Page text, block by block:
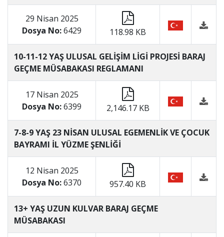
29 Nisan 2025
Dosya No:6429 118.98 KB
10-11-12 YAŞ ULUSAL GELİŞİM LİGİ PROJESİ BARAJ
GEÇME MÜSABAKASI REGLAMANI
17 Nisan 2025
Dosya No:6399 2,146.17 KB
7-8-9 YAŞ 23 NİSAN ULUSAL EGEMENLİK VE ÇOCUK
BAYRAMI İL YÜZME ŞENLİĞİ
12 Nisan 2025
Dosya No:6370 957.40 KB
13+ YAŞ UZUN KULVAR BARAJ GEÇME
MÜSABAKASI